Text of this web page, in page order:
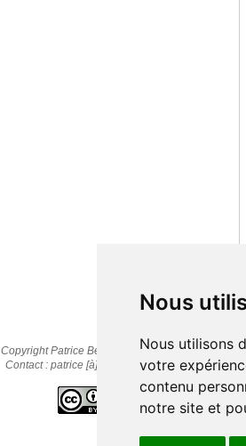
Nous
Nous utilisons
votre
contenu
notre site et
Copyright Patrice Bernard © 2010-2025
Contact : patrice [à] cestpasmonidee.fr